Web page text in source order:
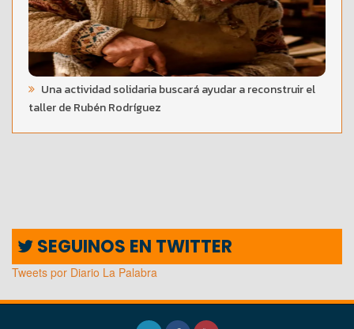
Una actividad solidaria buscará ayudar a reconstruir el
taller de Rubén Rodríguez
SEGUINOS EN TWITTER
Tweets por Diario La Palabra